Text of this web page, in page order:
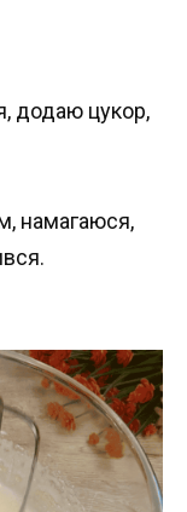
додаю цукор,
намагаюся,